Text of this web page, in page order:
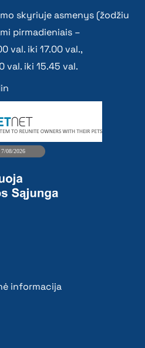
skyriuje asmenys (žodžiu
pirmadieniais –
val. iki 17.00 val.,
val. iki 15.45 val.
informacija